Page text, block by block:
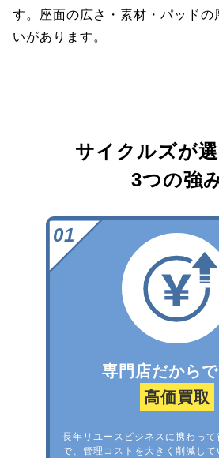
す。座面の広さ・素材・パッドの
いがあります。
サイクルズが
3つの強
専門店だから
高価買取
長年リユースビジネスに携わって
で、管理コストを大きく削減して